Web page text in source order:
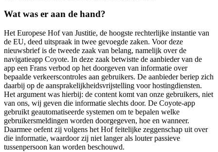
Wat was er aan de hand?
Het Europese Hof van Justitie, de hoogste rechterlijke instantie van
de EU, deed uitspraak in twee gevoegde zaken. Voor deze
nieuwsbrief is de tweede zaak van belang, namelijk over de
navigatieapp Coyote. In deze zaak betwistte de aanbieder van de
app een Frans verbod op het doorgeven van informatie over
bepaalde verkeerscontroles aan gebruikers. De aanbieder beriep zich
daarbij op de aansprakelijkheidsvrijstelling voor hostingdiensten.
Het argument was hierbij: de content komt van onze gebruikers, niet
van ons, wij geven die informatie slechts door. De Coyote-app
gebruikt geautomatiseerde systemen om te bepalen welke
gebruikersmeldingen worden doorgegeven, hoe en wanneer.
Daarmee oefent zij volgens het Hof feitelijke zeggenschap uit over
die informatie, waardoor zij niet langer als louter passieve
tussenpersoon kan worden beschouwd.